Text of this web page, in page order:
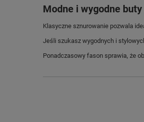
Modne i wygodne
Klasyczne sznurowanie pozwala
Jeśli szukasz wygodnych i
Ponadczasowy fason sprawia, że